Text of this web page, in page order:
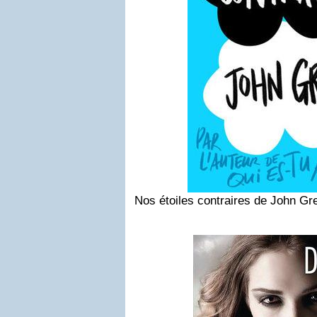
Nos étoiles contraires de John